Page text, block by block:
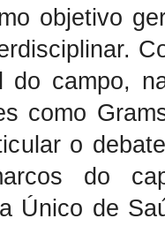
objetivo
do campo,
como
o
do
Único de